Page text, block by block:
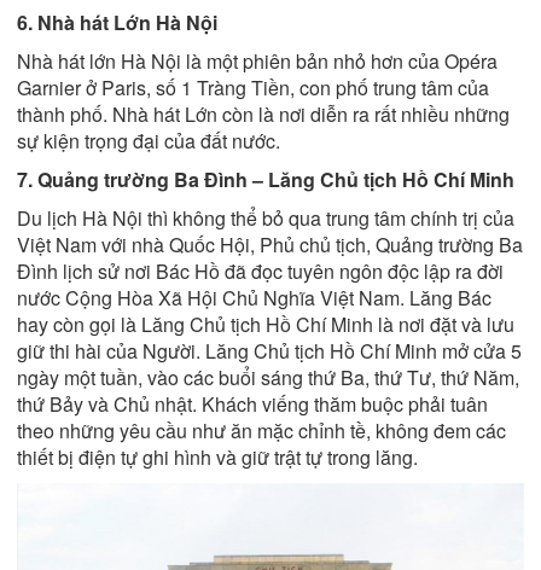
6. Nhà hát Lớn Hà Nội
Nhà hát lớn Hà Nội là một phiên bản nhỏ hơn của Opéra
Garnier ở Paris, số 1 Tràng Tiền, con phố trung tâm của
thành phố. Nhà hát Lớn còn là nơi diễn ra rất nhiều những
sự kiện trọng đại của đất nước.
7. Quảng trường Ba Đình – Lăng Chủ tịch Hồ Chí Minh
Du lịch Hà Nội thì không thể bỏ qua trung tâm chính trị của
Việt Nam với nhà Quốc Hội, Phủ chủ tịch, Quảng trường Ba
Đình lịch sử nơi Bác Hồ đã đọc tuyên ngôn độc lập ra đời
nước Cộng Hòa Xã Hội Chủ Nghĩa Việt Nam. Lăng Bác
hay còn gọi là Lăng Chủ tịch Hồ Chí Minh là nơi đặt và lưu
giữ thi hài của Người. Lăng Chủ tịch Hồ Chí Minh mở cửa 5
ngày một tuần, vào các buổi sáng thứ Ba, thứ Tư, thứ Năm,
thứ Bảy và Chủ nhật. Khách viếng thăm buộc phải tuân
theo những yêu cầu như ăn mặc chỉnh tề, không đem các
thiết bị điện tự ghi hình và giữ trật tự trong lăng.